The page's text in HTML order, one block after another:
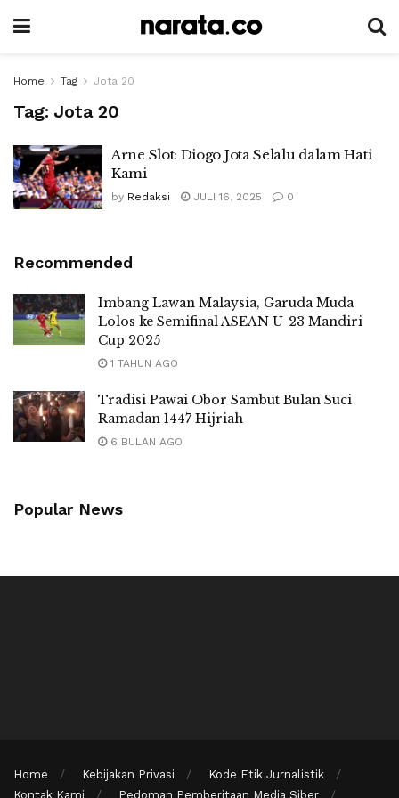
Home Tag Jota 20
Tag: Jota 20
Arne Slot: Diogo Jota Selalu dalam Hati
Kami
by Redaksi JULI 16, 2025 0
Recommended
Imbang Lawan Malaysia, Garuda Muda
Lolos ke Semifinal ASEAN U-23 Mandiri
Cup 2025
1 TAHUN AGO
Tradisi Pawai Obor Sambut Bulan Suci
Ramadan 1447 Hijriah
6 BULAN AGO
Popular News
Home Kebijakan Privasi
Kode Etik Jurnalistik
Kontak Kami
Pedoman Pemberitaan Media Siber